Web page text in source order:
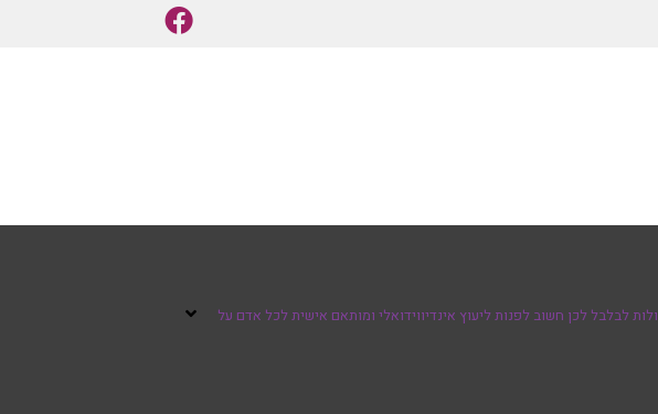
לבלבל לכן חשוב לפנות ליעוץ אינדיווידואלי ומותאם אישית לכל אדם על